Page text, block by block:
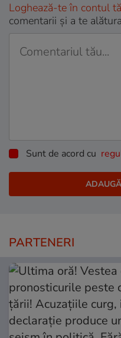
Loghează-te în contul
comentarii și a te
Sunt de acord cu
PARTENERI